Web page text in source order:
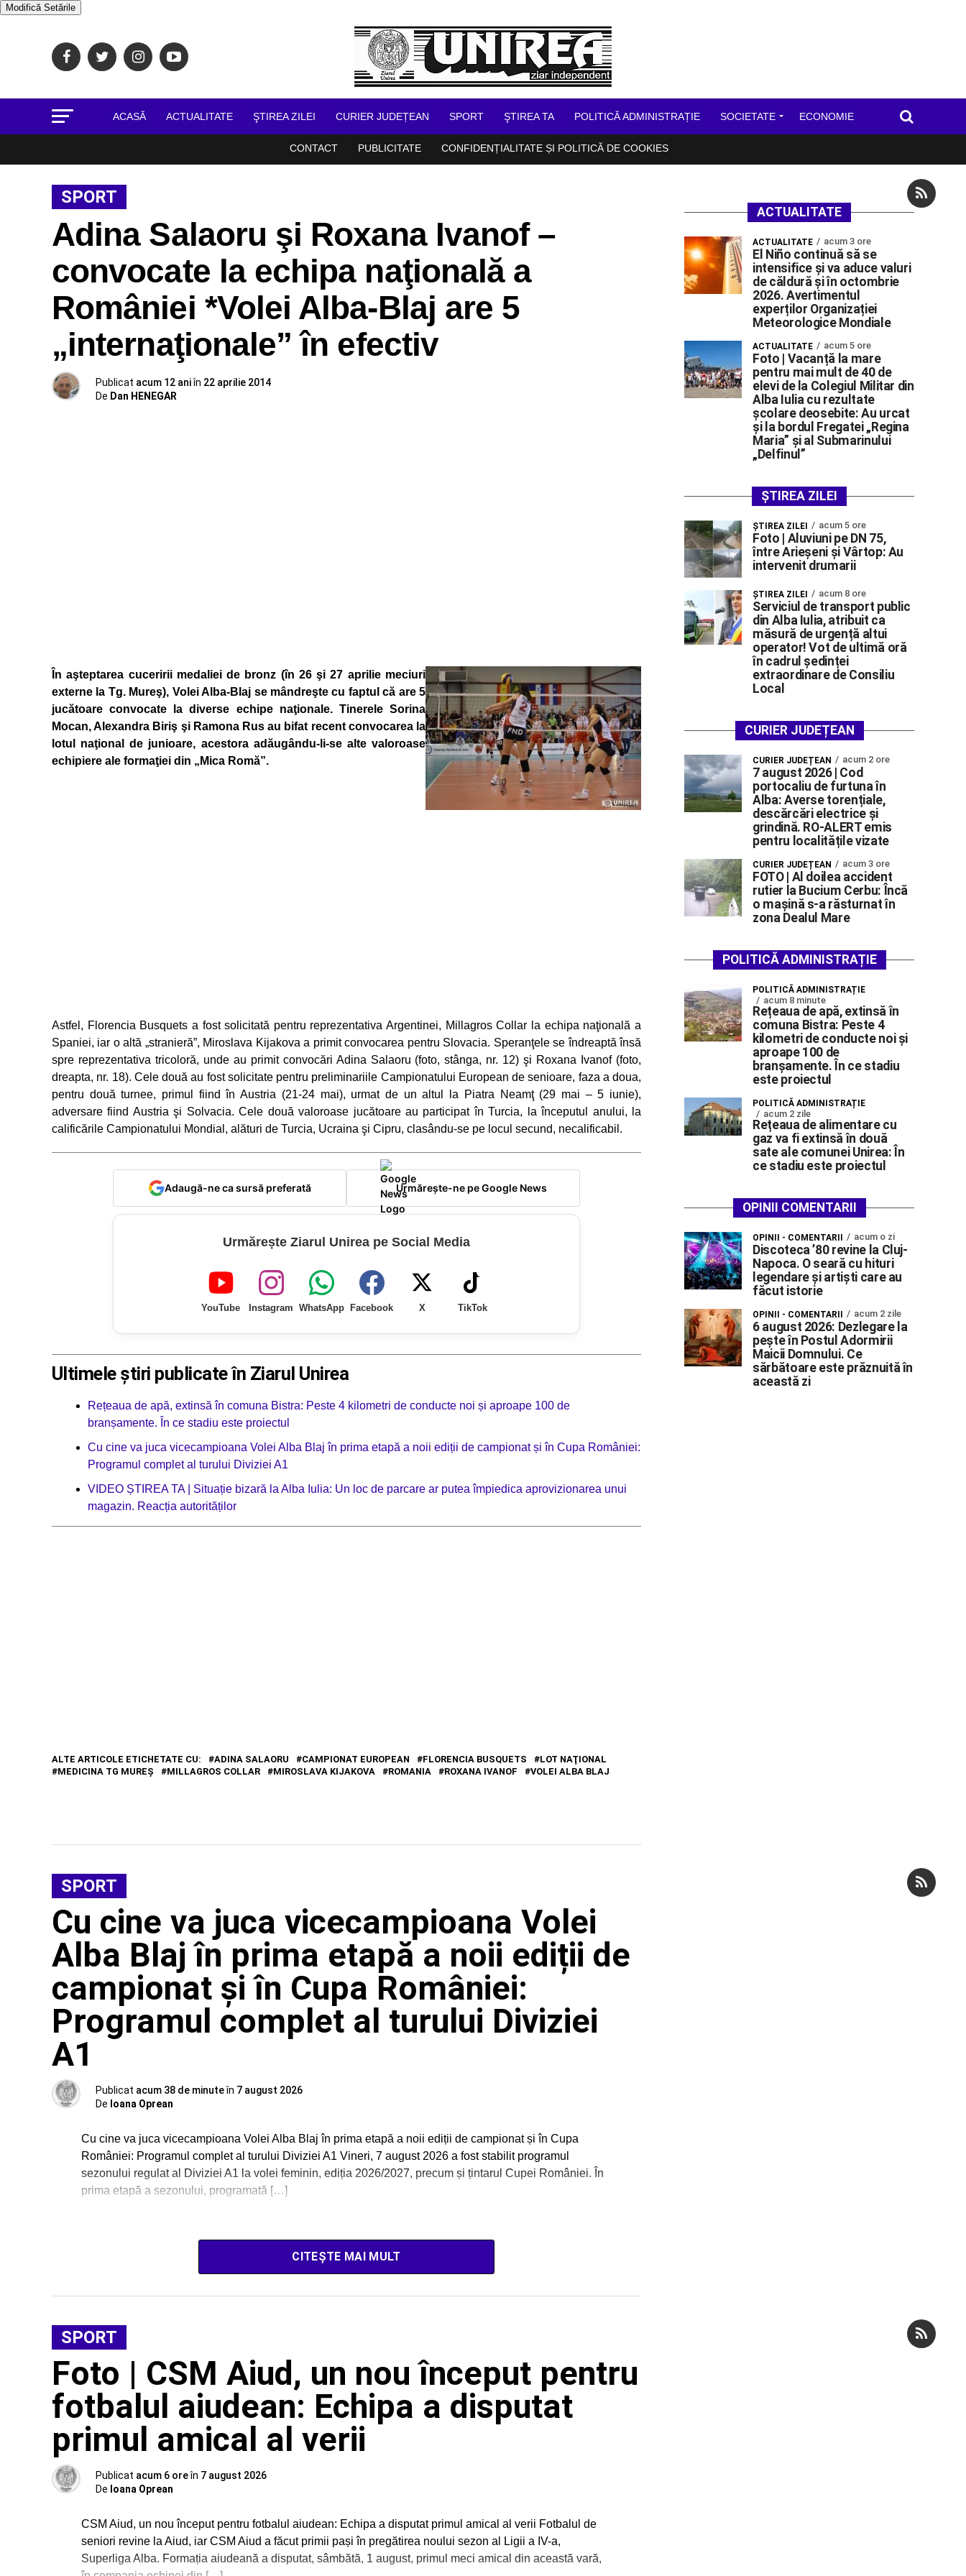
Modifică Setările
ACASĂ ACTUALITATE ŞTIREA ZILEI CURIER JUDEȚEAN SPORT ŞTIREA TA POLITICĂ ADMINISTRAȚIE SOCIETATE ECONOMIE
CONTACT PUBLICITATE CONFIDENȚIALITATE ȘI POLITICĂ DE COOKIES
SPORT
Adina Salaoru şi Roxana Ivanof –
convocate la echipa naţională a
României *Volei Alba-Blaj are 5
„internaţionale” în efectiv
Publicat acum 12 aniîn 22 aprilie 2014
De Dan HENEGAR
În aşteptarea cuceririi medaliei de bronz (în 26 şi 27 aprilie meciuri
externe la Tg. Mureş), Volei Alba-Blaj se mândreşte cu faptul că are 5
jucătoare convocate la diverse echipe naţionale. Tinerele Sorina
Mocan, Alexandra Biriş şi Ramona Rus au bifat recent convocarea la
lotul naţional de junioare, acestora adăugându-li-se alte valoroase
echipiere ale formaţiei din „Mica Romă”.
Astfel, Florencia Busquets a fost solicitată pentru reprezentativa Argentinei, Millagros Collar la echipa naţională a
Spaniei, iar o altă „stranieră”, Miroslava Kijakova a primit convocarea pentru Slovacia. Speranţele se îndreaptă însă
spre reprezentativa tricoloră, unde au primit convocări Adina Salaoru (foto, stânga, nr. 12) şi Roxana Ivanof (foto,
dreapta, nr. 18). Cele două au fost solicitate pentru preliminariile Campionatului European de senioare, faza a doua,
pentru două turnee, primul fiind în Austria (21-24 mai), urmat de un altul la Piatra Neamţ (29 mai – 5 iunie),
adversare fiind Austria şi Solvacia. Cele două valoroase jucătoare au participat în Turcia, la începutul anului, la
calificările Campionatului Mondial, alături de Turcia, Ucraina şi Cipru, clasându-se pe locul secund, necalificabil.
Adaugă-ne ca sursă preferată Urmărește-ne pe Google News
Urmărește Ziarul Unirea pe Social Media
YouTube Instagram WhatsApp Facebook X TikTok
Ultimele știri publicate în Ziarul Unirea
Rețeaua de apă, extinsă în comuna Bistra: Peste 4 kilometri de conducte noi și aproape 100 de
branșamente. În ce stadiu este proiectul
Cu cine va juca vicecampioana Volei Alba Blaj în prima etapă a noii ediții de campionat și în Cupa României:
Programul complet al turului Diviziei A1
VIDEO ȘTIREA TA | Situație bizară la Alba Iulia: Un loc de parcare ar putea împiedica aprovizionarea unui
magazin. Reacția autorităților
ALTE ARTICOLE ETICHETATE CU: ADINA SALAORU CAMPIONAT EUROPEAN FLORENCIA BUSQUETS
LOT NAŢIONAL
MEDICINA TG MUREŞ
MILLAGROS COLLAR MIROSLAVA KIJAKOVA ROMANIA ROXANA IVANOF VOLEI ALBA BLAJ
SPORT
Cu cine va juca vicecampioana Volei
Alba Blaj în prima etapă a noii ediții de
campionat și în Cupa României:
Programul complet al turului Diviziei
A1
Publicat acum 38 de minuteîn 7 august 2026
De Ioana Oprean
Cu cine va juca vicecampioana Volei Alba Blaj în prima etapă a noii ediții de campionat și în Cupa
României: Programul complet al turului Diviziei A1 Vineri, 7 august 2026 a fost stabilit programul
sezonului regulat al Diviziei A1 la volei feminin, ediția 2026/2027, precum și țintarul Cupei României. În
prima etapă a sezonului, programată […]
CITEȘTE MAI MULT
SPORT
Foto | CSM Aiud, un nou început pentru
fotbalul aiudean: Echipa a disputat
primul amical al verii
Publicat acum 6 oreîn 7 august 2026
De Ioana Oprean
CSM Aiud, un nou început pentru fotbalul aiudean: Echipa a disputat primul amical al verii Fotbalul de
seniori revine la Aiud, iar CSM Aiud a făcut primii pași în pregătirea noului sezon al Ligii a IV-a,
Superliga Alba. Formația aiudeană a disputat, sâmbătă, 1 august, primul meci amical din această vară,
ACTUALITATE
ACTUALITATE acum 3 ore
El Niño continuă să se
intensifice și va aduce valuri
de căldură și în octombrie
2026. Avertimentul
experților Organizației
Meteorologice Mondiale
ACTUALITATE acum 5 ore
Foto | Vacanță la mare
pentru mai mult de 40 de
elevi de la Colegiul Militar din
Alba Iulia cu rezultate
școlare deosebite: Au urcat
și la bordul Fregatei „Regina
Maria” și al Submarinului
„Delfinul”
ȘTIREA ZILEI
ŞTIREA ZILEI acum 5 ore
Foto | Aluviuni pe DN 75,
între Arieșeni și Vârtop: Au
intervenit drumarii
ŞTIREA ZILEI acum 8 ore
Serviciul de transport public
din Alba Iulia, atribuit ca
măsură de urgență altui
operator! Vot de ultimă oră
în cadrul ședinței
extraordinare de Consiliu
Local
CURIER JUDEȚEAN
CURIER JUDEȚEAN acum 2 ore
7 august 2026 | Cod
portocaliu de furtuna în
Alba: Averse torențiale,
descărcări electrice și
grindină. RO-ALERT emis
pentru localitățile vizate
CURIER JUDEȚEAN acum 3 ore
FOTO | Al doilea accident
rutier la Bucium Cerbu: Încă
o mașină s-a răsturnat în
zona Dealul Mare
POLITICĂ ADMINISTRAȚIE
POLITICĂ ADMINISTRAȚIE
acum 8 minute
Rețeaua de apă, extinsă în
comuna Bistra: Peste 4
kilometri de conducte noi și
aproape 100 de
branșamente. În ce stadiu
este proiectul
POLITICĂ ADMINISTRAȚIE
acum 2 zile
Rețeaua de alimentare cu
gaz va fi extinsă în două
sate ale comunei Unirea: În
ce stadiu este proiectul
OPINII COMENTARII
OPINII - COMENTARII acum o zi
Discoteca ’80 revine la Cluj-
Napoca. O seară cu hituri
legendare și artiști care au
făcut istorie
OPINII - COMENTARII acum 2 zile
6 august 2026: Dezlegare la
pește în Postul Adormirii
Maicii Domnului. Ce
sărbătoare este prăznuită în
această zi